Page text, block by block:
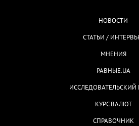
НОВОСТИ
СТАТЬИ /
МНЕНИЯ
РАВНЫЕ.UA
ИССЛЕДОВАТЕЛЬСКИЙ
КУРС ВАЛЮТ
СПРАВОЧНИК